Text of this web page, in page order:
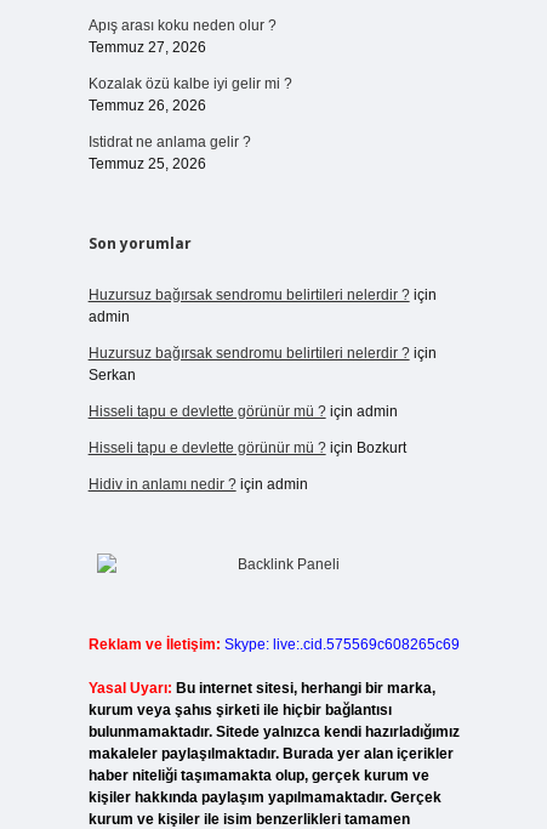
Apış arası koku neden olur ?
Temmuz 27, 2026
Kozalak özü kalbe iyi gelir mi ?
Temmuz 26, 2026
Istidrat ne anlama gelir ?
Temmuz 25, 2026
Son yorumlar
Huzursuz bağırsak sendromu belirtileri nelerdir ?için
admin
Huzursuz bağırsak sendromu belirtileri nelerdir ?için
Serkan
Hisseli tapu e devlette görünür mü ?için admin
Hisseli tapu e devlette görünür mü ?için Bozkurt
Hidiv in anlamı nedir ?için admin
Reklam ve İletişim: Skype: live:.cid.575569c608265c69
Yasal Uyarı: Bu internet sitesi, herhangi bir marka,
kurum veya şahıs şirketi ile hiçbir bağlantısı
bulunmamaktadır. Sitede yalnızca kendi hazırladığımız
makaleler paylaşılmaktadır. Burada yer alan içerikler
haber niteliği taşımamakta olup, gerçek kurum ve
kişiler hakkında paylaşım yapılmamaktadır. Gerçek
kurum ve kişiler ile isim benzerlikleri tamamen